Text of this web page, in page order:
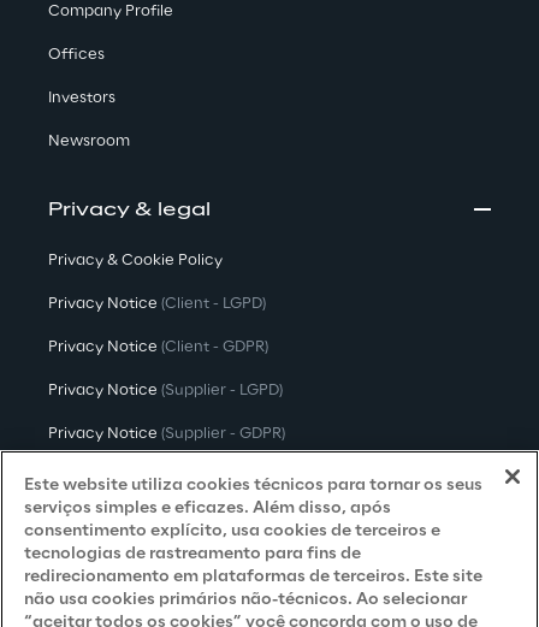
Company Profile
Offices
Investors
Newsroom
Privacy & legal
Privacy & Cookie Policy
Privacy Notice (Client - LGPD)
Privacy Notice (Client - GDPR)
Privacy Notice (Supplier - LGPD)
Privacy Notice (Supplier - GDPR)
Privacy Notice (Candidate - LGPD)
Privacy Notice (Candidate - GDPR)
Privacy Notice(Marketing)
Accessibility Statement
Este website utiliza cookies técnicos para tornar os seus
serviços simples e eficazes. Além disso, após
consentimento explícito, usa cookies de terceiros e
tecnologias de rastreamento para fins de
redirecionamento em plataformas de terceiros. Este site
não usa cookies primários não-técnicos. Ao selecionar
“aceitar todos os cookies” você concorda com o uso de